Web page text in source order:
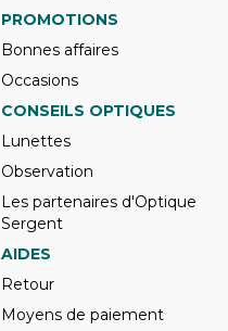
PROMOTIONS
Bonnes affaires
Occasions
CONSEILS OPTIQUES
Lunettes
Observation
Les partenaires d'Optique
Sergent
AIDES
Retour
Moyens de paiement